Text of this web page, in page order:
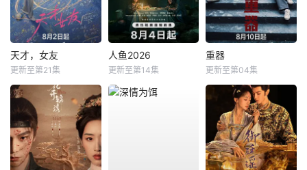
天才，女友
更新至第21集
人鱼2026
更新至第14集
重器
更新至第04集